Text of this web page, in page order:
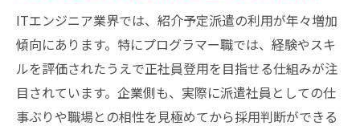
ITエンジニア業界では、紹介予定派遣の利用が年々増加
傾向にあります。特にプログラマー職では、経験やスキ
ルを評価されたうえで正社員登用を目指せる仕組みが注
目されています。企業側も、実際に派遣社員としての仕
事ぶりや職場との相性を見極めてから採用判断ができる